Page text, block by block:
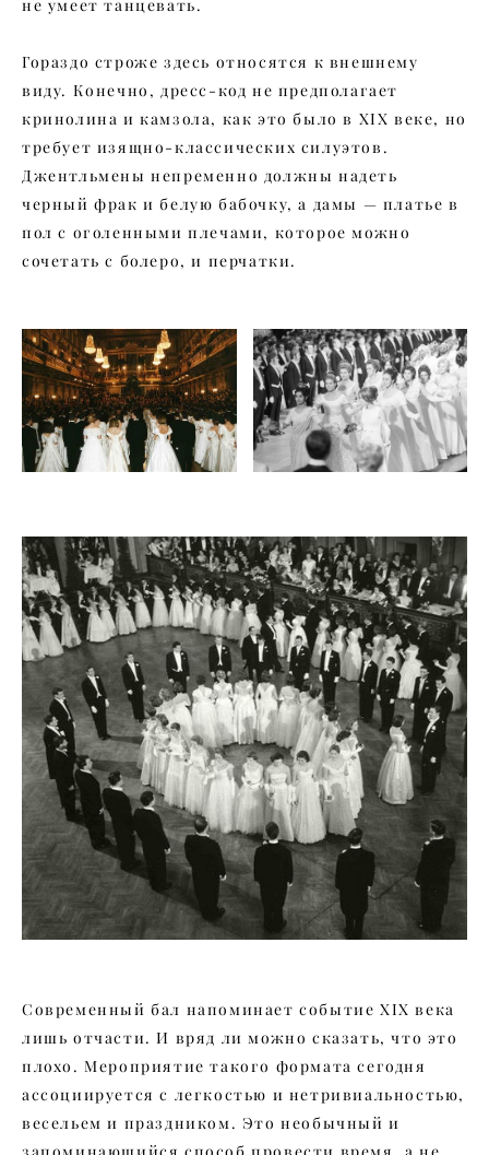
не умеет танцевать.
Гораздо строже здесь относятся к внешнему
виду. Конечно, дресс-код не предполагает
кринолина и камзола, как это было в XIX веке, но
требует изящно-классических силуэтов.
Джентльмены непременно должны надеть
черный фрак и белую бабочку, а дамы — платье в
пол с оголенными плечами, которое можно
сочетать с болеро, и перчатки.
Современный бал напоминает событие XIX века
лишь отчасти. И вряд ли можно сказать, что это
плохо. Мероприятие такого формата сегодня
ассоциируется с легкостью и нетривиальностью,
весельем и праздником. Это необычный и